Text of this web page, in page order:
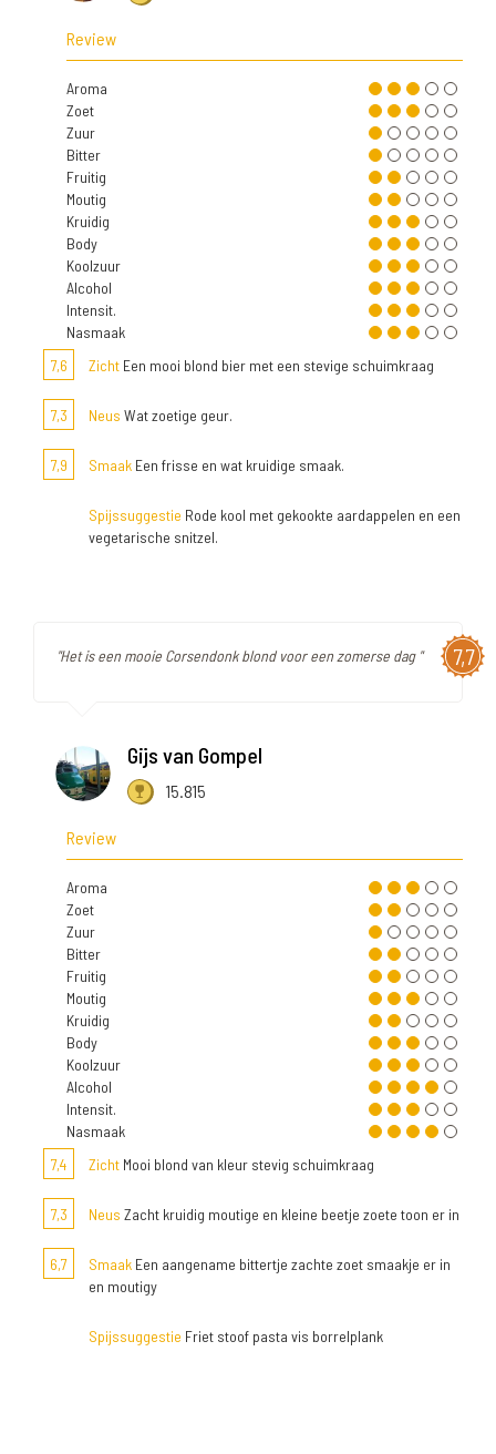
Review
Aroma
Zoet
Zuur
Bitter
Fruitig
Moutig
Kruidig
Body
Koolzuur
Alcohol
Intensit.
Nasmaak
7,6
Zicht Een mooi blond bier met een stevige schuimkraag
7,3 Neus Wat zoetige geur.
7,9 Smaak Een frisse en wat kruidige smaak.
Spijssuggestie Rode kool met gekookte aardappelen en een
vegetarische snitzel.
7,7
"Het is een mooie Corsendonk blond voor een zomerse dag "
Gijs van Gompel
15.815
Review
Aroma
Zoet
Zuur
Bitter
Fruitig
Moutig
Kruidig
Body
Koolzuur
Alcohol
Intensit.
Nasmaak
7,4
Zicht Mooi blond van kleur stevig schuimkraag
7,3 Neus Zacht kruidig moutige en kleine beetje zoete toon er in
6,7 Smaak Een aangename bittertje zachte zoet smaakje er in
en moutigy
Spijssuggestie Friet stoof pasta vis borrelplank